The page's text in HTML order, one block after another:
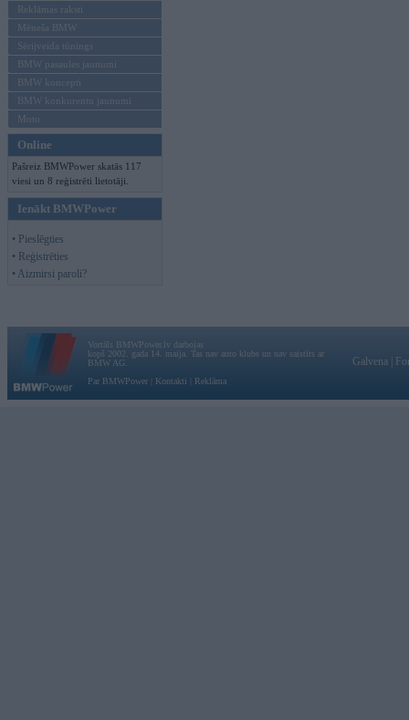
Reklāmas raksti
Mēneša BMW
Sērijveida tūnings
BMW pasaules jaunumi
BMW koncepti
BMW konkurentu jaunumi
Moto
Online
Pašreiz BMWPower skatās 117
viesi un 8 reģistrēti lietotāji.
Ienākt BMWPower
• Pieslēgties
• Reģistrēties
• Aizmirsi paroli?
Vortāls BMWPower.lv darbojas
kopš 2002. gada 14. maija. Tas nav auto klubs un nav saistīts ar
BMW AG.
Par BMWPower
Kontakti Reklāma
Galvena